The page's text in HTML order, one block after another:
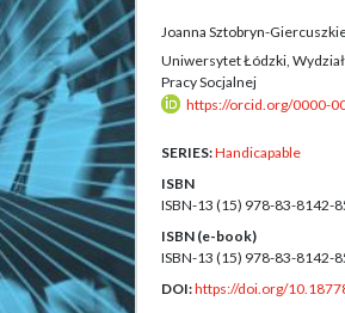
Joanna Sztobryn-
Uniwersytet Łódzki,
Pracy Socjalnej
https://orcid.org/0000-
SERIES:Handicapable
ISBN
ISBN-13 (15) 978-83-8142-
ISBN (e-book)
ISBN-13 (15) 978-83-8142-
DOI:https://doi.org/